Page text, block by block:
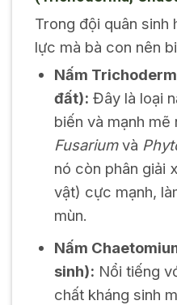
Trong đội quân sinh
lực mà bà con nên
Nấm
đất): Đây là loại
biến và mạnh mẽ
Fusariumvà
nó còn phân giải
vật) cực mạnh,
mùn.
Nấm
sinh): Nổi tiếng
chất kháng sinh